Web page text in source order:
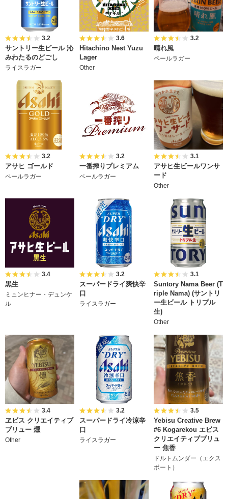
3.2
サントリー生ビール 沁
みわたるのどごし
ライスラガー
3.6
Hitachino Nest Yuzu
Lager
Other
3.2
晴れ風
ペールラガー
3.2
アサヒ ゴールド
ペールラガー
3.2
一番搾りプレミアム
ペールラガー
3.1
アサヒ生ビールワンサ
ード
Other
3.4
黒生
ミュンヒナー・デュンケ
ル
3.2
スーパードライ爽快辛
口
ライスラガー
3.1
Suntory Nama Beer (T
riple Nama) (サントリ
ー生ビール トリプル
生)
Other
3.4
ヱビス クリエイティブ
ブリュー 燻
Other
3.2
スーパードライ冷涼辛
口
ライスラガー
3.5
Yebisu Creative Brew
#6 Kogarekou エビス
クリエイティブブリュ
ー 焦香
ドルトムンダー（エクス
ポート）